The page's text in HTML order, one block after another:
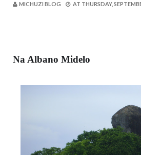
MICHUZI BLOG AT THURSDAY,
Na Albano Midelo